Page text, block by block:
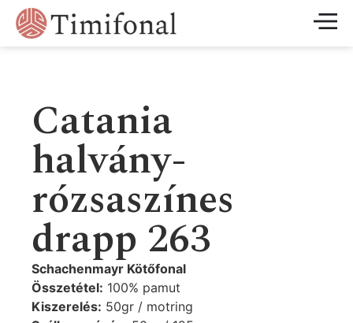
Catania
halvány-
rózsaszínes
drapp 263
Schachenmayr Kötőfonal
Összetétel: 100% pamut
Kiszerelés: 50gr / motring